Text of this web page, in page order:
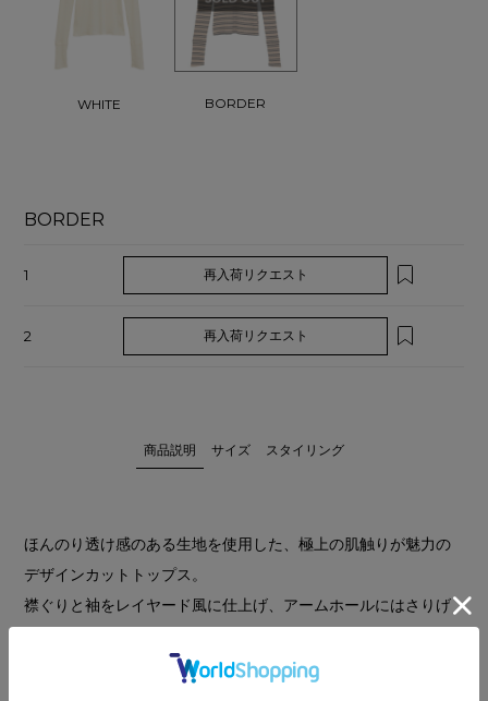
WHITE BORDER
BORDER
1 再入荷リクエスト
2 再入荷リクエスト
商品説明 サイズ スタイリング
ほんのり透け感のある生地を使用した、極上の肌触りが魅力の
デザインカットトップス。
襟ぐりと袖をレイヤード風に仕上げ、アームホールにはさりげ
クセントをプラスしました。